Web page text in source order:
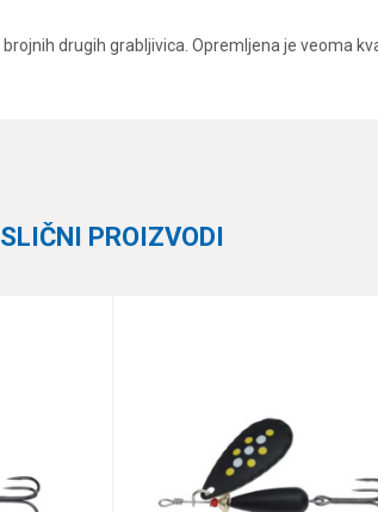
drugih grabljivica. Opremljena je veoma
SLIČNI PROIZVODI